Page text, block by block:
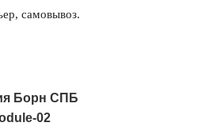
самовывоз.
Борн СПБ